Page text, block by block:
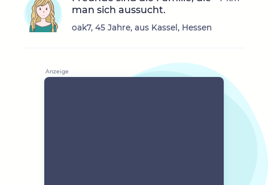
man sich aussucht.
oak7, 45 Jahre, aus Kassel, Hessen